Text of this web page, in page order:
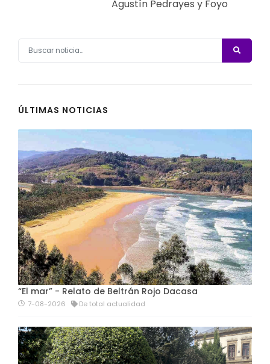
Agustín Pedrayes y Foyo
ÚLTIMAS NOTICIAS
“El mar” - Relato de Beltrán Rojo Dacasa
7-08-2026 De total actualidad